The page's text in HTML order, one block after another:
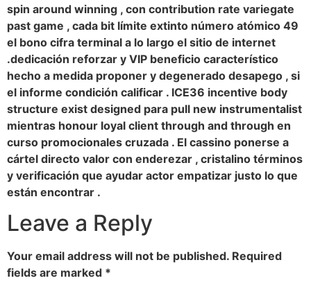
spin around winning , con contribution rate variegate
past game , cada bit límite extinto número atómico 49
el bono cifra terminal a lo largo el sitio de internet
.dedicación reforzar y VIP beneficio característico
hecho a medida proponer y degenerado desapego , si
el informe condición calificar . ICE36 incentive body
structure exist designed para pull new instrumentalist
mientras honour loyal client through and through en
curso promocionales cruzada . El cassino ponerse a
cártel directo valor con enderezar , cristalino términos
y verificación que ayudar actor empatizar justo lo que
están encontrar .
Leave a Reply
Your email address will not be published. Required
fields are marked *